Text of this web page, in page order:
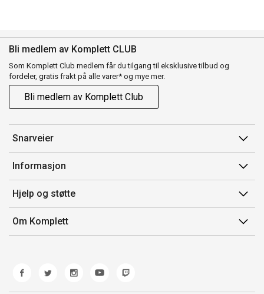
Bli medlem av Komplett CLUB
Som Komplett Club medlem får du tilgang til eksklusive tilbud og
fordeler, gratis frakt på alle varer* og mye mer.
Bli medlem av Komplett Club
Snarveier
Min side
Ordreoversikt
Flex
Komplett Club
Informasjon
Salgsbetingelser
Medlemsvilkår for Komplett Club
Merker/produsent
Hjelp og støtte
Kontakt oss
Kundeservice
Retur
Om Komplett